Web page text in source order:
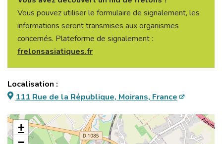
Vous pouvez utiliser le formulaire de signalement, les
informations seront transmises aux organismes
concernés. Plateforme de signalement :
frelonsasiatiques.fr
Localisation :
111 Rue de la République, Moirans, France
+